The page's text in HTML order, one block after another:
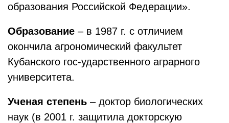
образования Российской Федерации».
Образование – в 1987 г. с отличием
окончила агрономический факультет
Кубанского гос-ударственного аграрного
университета.
Ученая степень – доктор биологических
наук (в 2001 г. защитила докторскую